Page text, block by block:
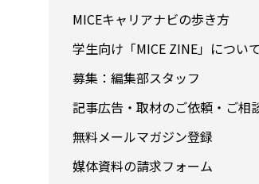
MICEキャリアナビの歩き方
学生向け「MICE ZINE」について
募集：編集部スタッフ
記事広告・取材のご依頼・ご相
無料メールマガジン登録
媒体資料の請求フォーム